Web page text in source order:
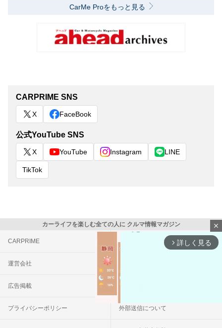
CarMe Proをもっと見る
CARPRIME SNS
X FaceBook
公式YouTube SNS
X YouTube Instagram LINE
TikTok
カーライフを楽しむ全ての人に クルマ情報マガジン
CARPRIME カスタムCarMe
運営会社
広告掲載 利用規約
プライバシーポリシー 外部送信について
close
arrow_forward_ios 詳しく見る